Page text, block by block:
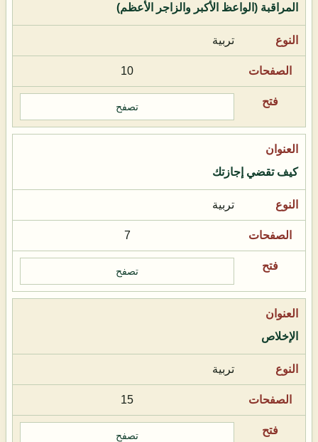
المراقبة (الواعظ الأكبر والزاجر الأعظم)
تربية
10
تصفح
كيف تقضي إجازتك
تربية
7
تصفح
الإخلاص
تربية
15
تصفح